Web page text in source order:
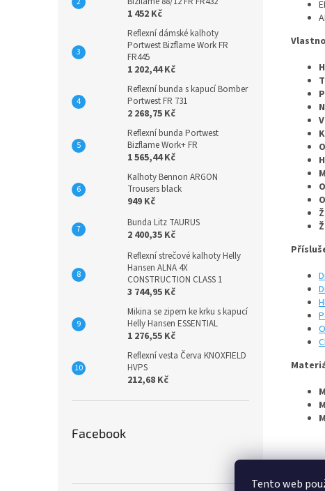
Tento web
1 452 Kč
Reflexní dámské kalhoty
Portwest Bizflame Work FR
FR445
1 202,44 Kč
Reflexní bunda s kapucí Bomber
Portwest FR 731
2 268,75 Kč
Reflexní bunda Portwest
Bizflame Work+ FR
1 565,44 Kč
Kalhoty Bennon ARGON
Trousers black
949 Kč
Bunda Litz TAURUS
2 400,35 Kč
Reflexní strečové kalhoty Helly
Hansen ALNA 4X
CONSTRUCTION CLASS 1
3 744,95 Kč
Mikina se zipem ke krku s kapucí
Helly Hansen ESSENTIAL
1 276,55 Kč
Reflexní vesta Červa KNOXFIELD
HVPS
212,68 Kč
Facebook